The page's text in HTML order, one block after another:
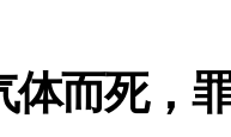
而死，